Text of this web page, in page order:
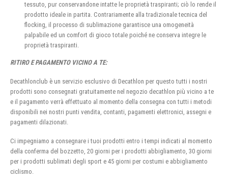
tessuto, pur conservandone intatte le proprietà traspiranti; ciò lo rende il
prodotto ideale in partita. Contrariamente alla tradizionale tecnica del
flocking, il processo di sublimazione garantisce una omogeneità
palpabile ed un comfort di gioco totale poiché ne conserva integre le
proprietà traspiranti.
RITIRO E PAGAMENTO VICINO A TE:
Decathlonclub è un servizio esclusivo di Decathlon per questo tutti i nostri
prodotti sono consegnati gratuitamente nel negozio decathlon più vicino a te
e il pagamento verrà effettuato al momento della consegna con tutti i metodi
disponibili nei nostri punti vendita, contanti, pagamenti elettronici, assegni e
pagamenti dilazionati.
Ci impegniamo a consegnare i tuoi prodotti entro i tempi indicati al momento
della conferma del bozzetto, 20 giorni per i prodotti abbigliamento, 30 giorni
per i prodotti sublimati degli sport e 45 giorni per costumi e abbigliamento
ciclismo.